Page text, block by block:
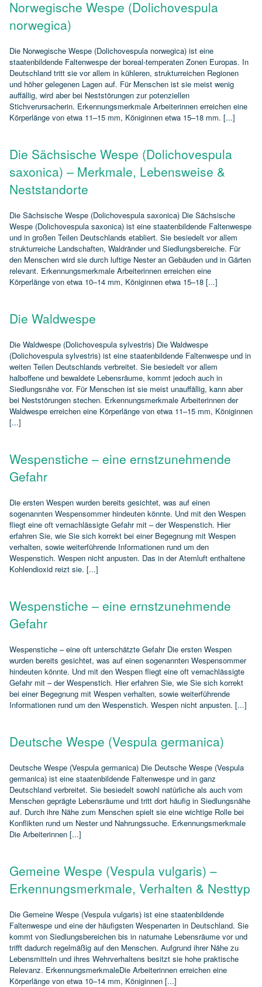
Norwegische Wespe (Dolichovespula
norwegica)
Die Norwegische Wespe (Dolichovespula norwegica) ist eine
staatenbildende Faltenwespe der boreal‑temperaten Zonen Europas. In
Deutschland tritt sie vor allem in kühleren, strukturreichen Regionen
und höher gelegenen Lagen auf. Für Menschen ist sie meist wenig
auffällig, wird aber bei Neststörungen zur potenziellen
Stichverursacherin. Erkennungsmerkmale Arbeiterinnen erreichen eine
Körperlänge von etwa 11–15 mm, Königinnen etwa 15–18 mm. [...]
Die Sächsische Wespe (Dolichovespula
saxonica) – Merkmale, Lebensweise &
Neststandorte
Die Sächsische Wespe (Dolichovespula saxonica) Die Sächsische
Wespe (Dolichovespula saxonica) ist eine staatenbildende Faltenwespe
und in großen Teilen Deutschlands etabliert. Sie besiedelt vor allem
strukturreiche Landschaften, Waldränder und Siedlungsbereiche. Für
den Menschen wird sie durch luftige Nester an Gebäuden und in Gärten
relevant. Erkennungsmerkmale Arbeiterinnen erreichen eine
Körperlänge von etwa 10–14 mm, Königinnen etwa 15–18 [...]
Die Waldwespe
Die Waldwespe (Dolichovespula sylvestris) Die Waldwespe
(Dolichovespula sylvestris) ist eine staatenbildende Faltenwespe und in
weiten Teilen Deutschlands verbreitet. Sie besiedelt vor allem
halboffene und bewaldete Lebensräume, kommt jedoch auch in
Siedlungsnähe vor. Für Menschen ist sie meist unauffällig, kann aber
bei Neststörungen stechen. Erkennungsmerkmale Arbeiterinnen der
Waldwespe erreichen eine Körperlänge von etwa 11–15 mm, Königinnen
[...]
Wespenstiche – eine ernstzunehmende
Gefahr
Die ersten Wespen wurden bereits gesichtet, was auf einen
sogenannten Wespensommer hindeuten könnte. Und mit den Wespen
fliegt eine oft vernachlässigte Gefahr mit – der Wespenstich. Hier
erfahren Sie, wie Sie sich korrekt bei einer Begegnung mit Wespen
verhalten, sowie weiterführende Informationen rund um den
Wespenstich. Wespen nicht anpusten. Das in der Atemluft enthaltene
Kohlendioxid reizt sie. [...]
Wespenstiche – eine ernstzunehmende
Gefahr
Wespenstiche – eine oft unterschätzte Gefahr Die ersten Wespen
wurden bereits gesichtet, was auf einen sogenannten Wespensommer
hindeuten könnte. Und mit den Wespen fliegt eine oft vernachlässigte
Gefahr mit – der Wespenstich. Hier erfahren Sie, wie Sie sich korrekt
bei einer Begegnung mit Wespen verhalten, sowie weiterführende
Informationen rund um den Wespenstich. Wespen nicht anpusten. [...]
Deutsche Wespe (Vespula germanica)
Deutsche Wespe (Vespula germanica) Die Deutsche Wespe (Vespula
germanica) ist eine staatenbildende Faltenwespe und in ganz
Deutschland verbreitet. Sie besiedelt sowohl natürliche als auch vom
Menschen geprägte Lebensräume und tritt dort häufig in Siedlungsnähe
auf. Durch ihre Nähe zum Menschen spielt sie eine wichtige Rolle bei
Konflikten rund um Nester und Nahrungssuche. Erkennungsmerkmale
Die Arbeiterinnen [...]
Gemeine Wespe (Vespula vulgaris) –
Erkennungsmerkmale, Verhalten & Nesttyp
Die Gemeine Wespe (Vespula vulgaris) ist eine staatenbildende
Faltenwespe und eine der häufigsten Wespenarten in Deutschland. Sie
kommt von Siedlungsbereichen bis in naturnahe Lebensräume vor und
trifft dadurch regelmäßig auf den Menschen. Aufgrund ihrer Nähe zu
Lebensmitteln und ihres Wehrverhaltens besitzt sie hohe praktische
Relevanz. ErkennungsmerkmaleDie Arbeiterinnen erreichen eine
Körperlänge von etwa 10–14 mm, Königinnen [...]